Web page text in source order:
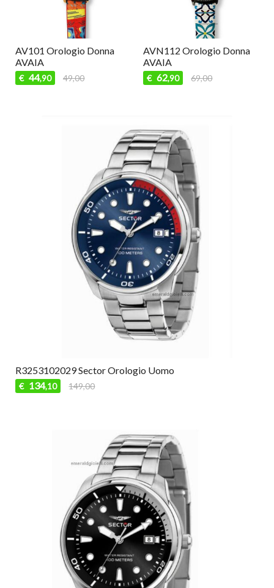
AV101 Orologio Donna
AVAIA
€ 44,90 49,00
AVN112 Orologio Donna
AVAIA
€ 62,90 69,00
R3253102029 Sector Orologio Uomo
€ 134,10 149,00